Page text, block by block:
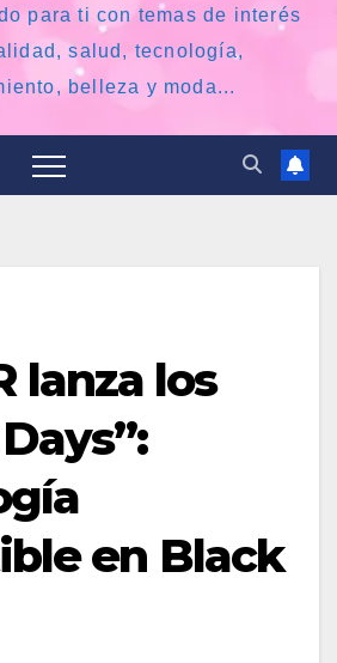
para ti con temas de interés
salud, tecnología,
belleza y moda...
lanza los
en Black